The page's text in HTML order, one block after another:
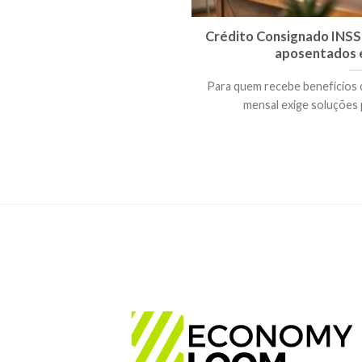
Crédito Consignado
aposentados
Para quem recebe benefícios
mensal exige soluções